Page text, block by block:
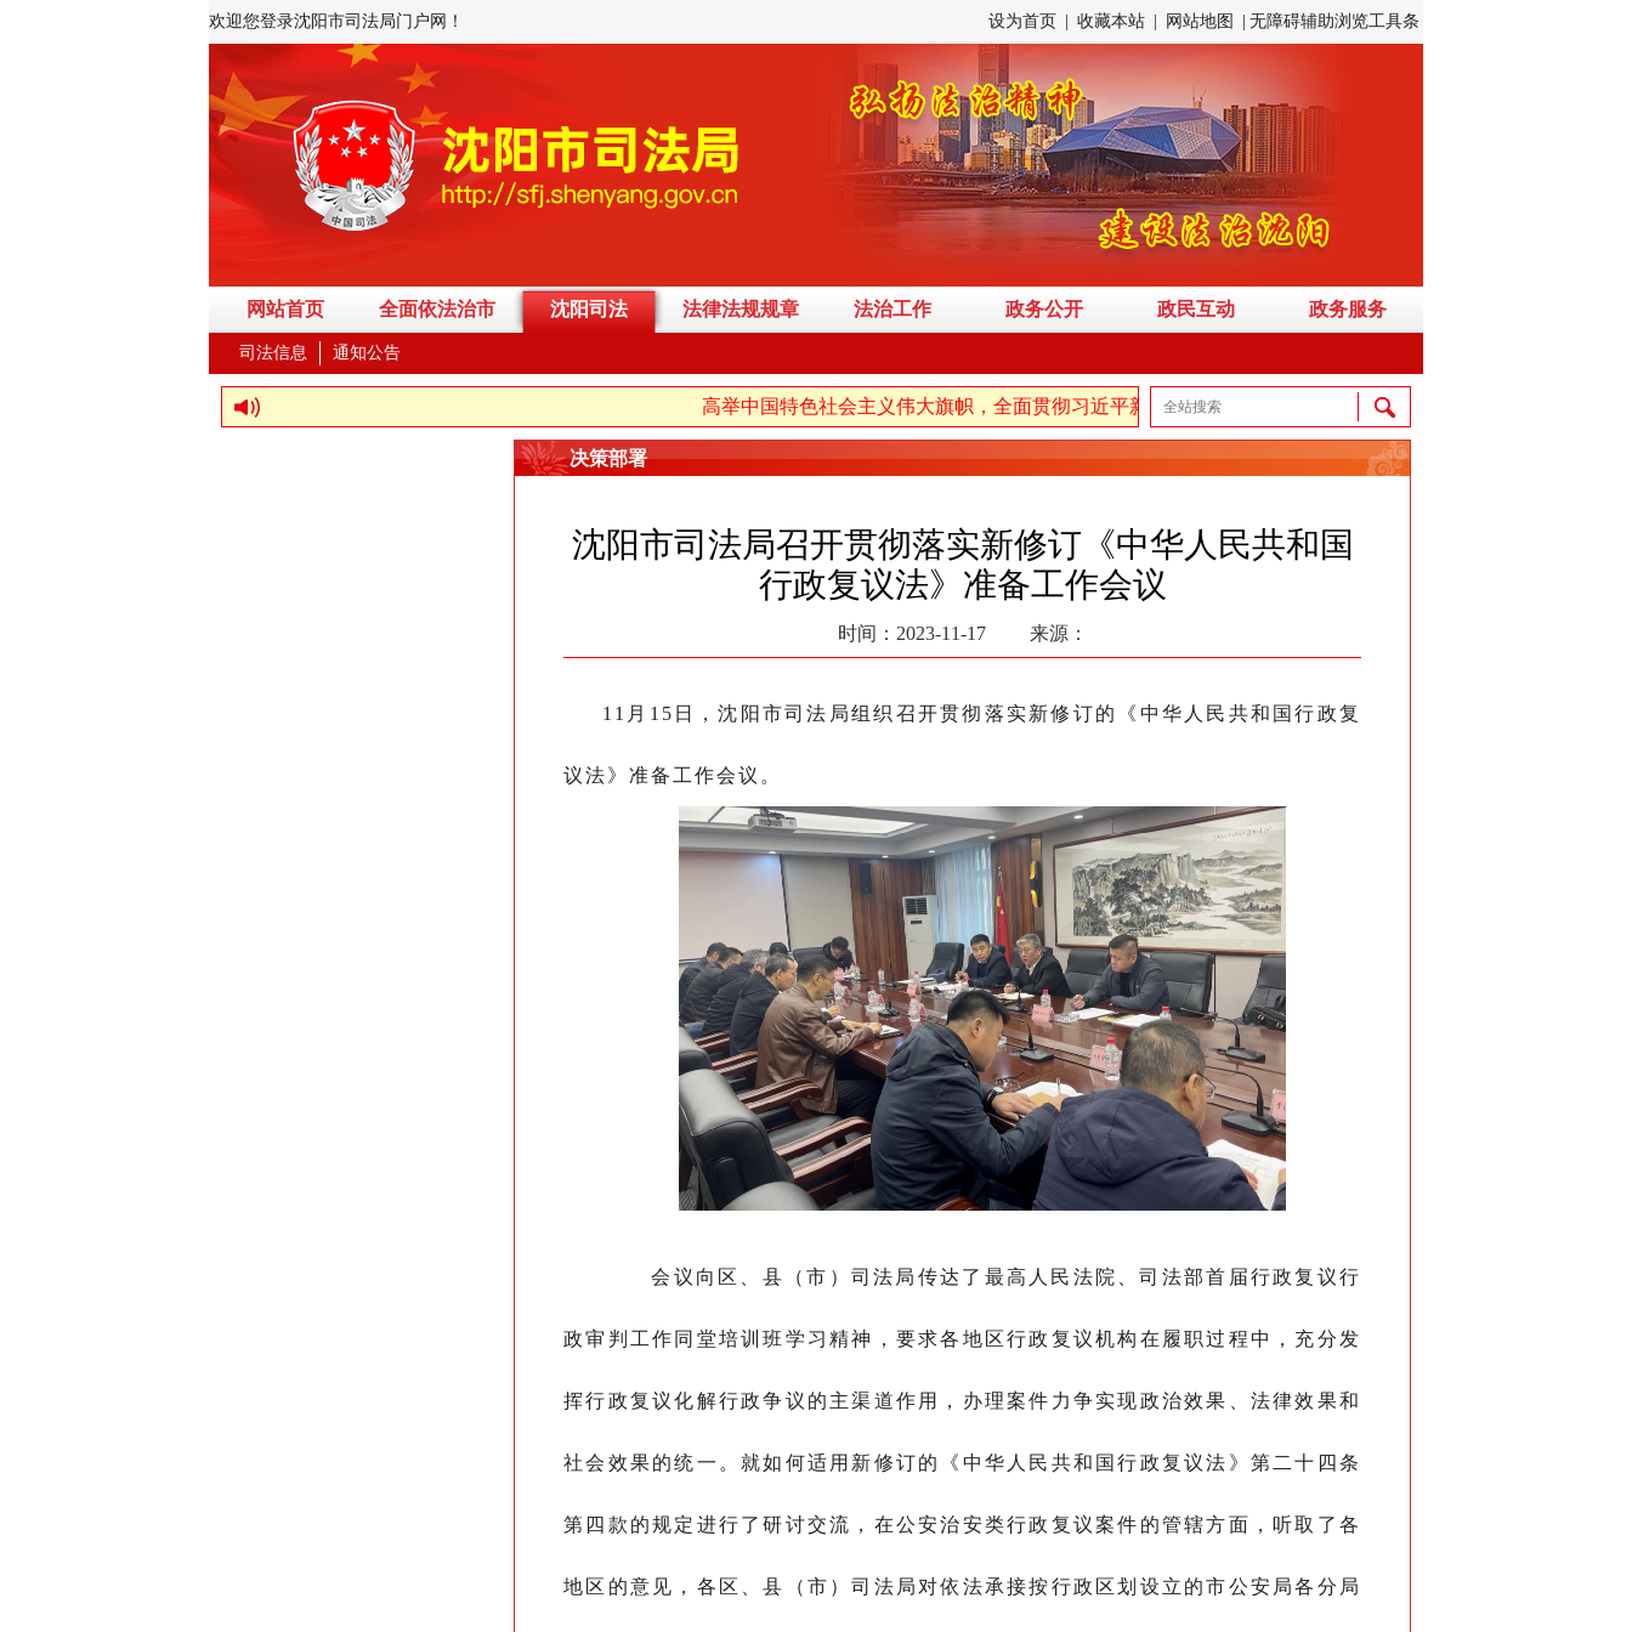
欢迎您登录沈阳市司法局门户网！ 设为首页 收藏本站 网站地图 无障碍辅助浏览工具条
网站首页 全面依法治市 沈阳司法 法律法规规章 法治工作 政务公开 政民互动 政务服务
司法信息 通知公告
高举中国特色社会主义伟大旗帜，全面贯彻习近平新时代中国特色社会主义思想，弘扬伟大建党精神，自信自
决策部署
沈阳市司法局召开贯彻落实新修订《中华人民共和国
行政复议法》准备工作会议
时间：2023-11-17 来源：
11月15日，沈阳市司法局组织召开贯彻落实新修订的《中华人民共和国行政复
议法》准备工作会议。
会议向区、县（市）司法局传达了最高人民法院、司法部首届行政复议行
政审判工作同堂培训班学习精神，要求各地区行政复议机构在履职过程中，充分发
挥行政复议化解行政争议的主渠道作用，办理案件力争实现政治效果、法律效果和
社会效果的统一。就如何适用新修订的《中华人民共和国行政复议法》第二十四条
第四款的规定进行了研讨交流，在公安治安类行政复议案件的管辖方面，听取了各
地区的意见，各区、县（市）司法局对依法承接按行政区划设立的市公安局各分局